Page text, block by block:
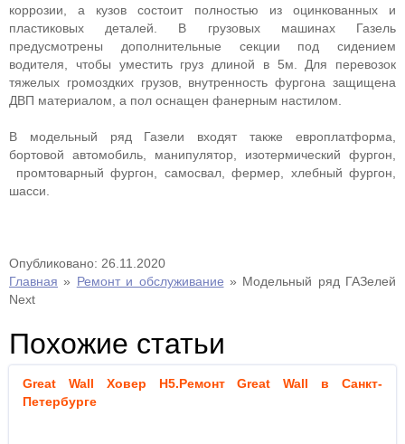
коррозии, а кузов состоит полностью из оцинкованных и
пластиковых деталей. В грузовых машинах Газель
предусмотрены дополнительные секции под сидением
водителя, чтобы уместить груз длиной в 5м. Для перевозок
тяжелых громоздких грузов, внутренность фургона защищена
ДВП материалом, а пол оснащен фанерным настилом.
В модельный ряд Газели входят также европлатформа,
бортовой автомобиль, манипулятор, изотермический фургон,
промтоварный фургон, самосвал, фермер, хлебный фургон,
шасси.
Опубликовано: 26.11.2020
Главная » Ремонт и обслуживание » Модельный ряд ГАЗелей
Next
Похожие статьи
Great Wall Ховер H5.Ремонт Great Wall в Санкт-
Петербурге